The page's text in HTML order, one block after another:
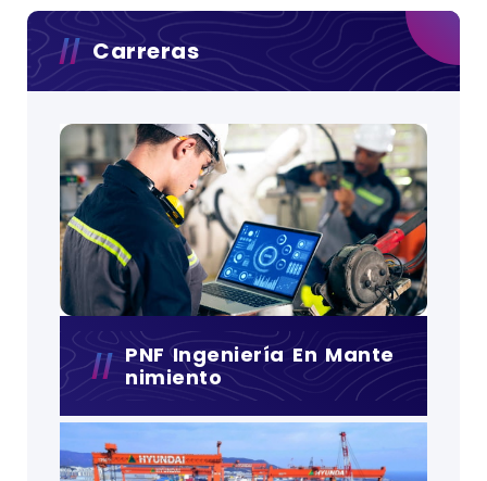
Carreras
PNF Ingeniería En Mante
Nimiento